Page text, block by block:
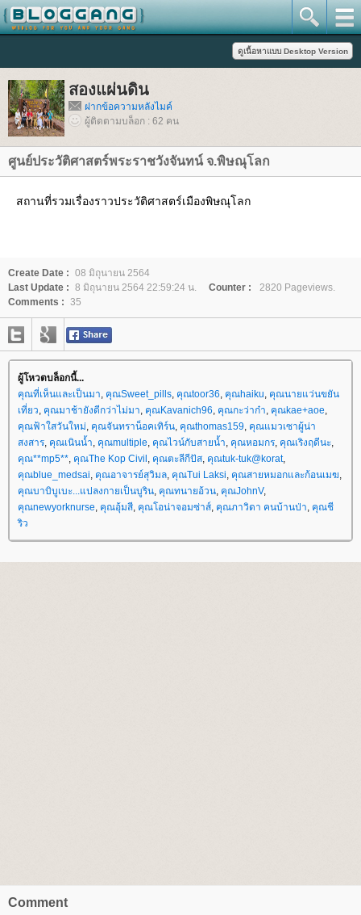
สองแผ่นดิน
ฝากข้อความหลังไมค์
ผู้ติดตามบล็อก : 62 คน
ศูนย์ประวัติศาสตร์พระราชวังจันทน์ จ.พิษณุโลก
สถานที่รวมเรื่องราวประวัติศาสตร์เมืองพิษณุโลก
Create Date : 08 มิถุนายน 2564
Last Update : 8 มิถุนายน 2564 22:59:24 น. Counter :
2820 Pageviews.
Comments : 35
ผู้โหวตบล็อกนี้...
คุณที่เห็นและเป็นมา, คุณSweet_pills, คุณtoor36, คุณhaiku, คุณนายแว่นขยัน
เที่ยว, คุณมาช้ายังดีกว่าไม่มา, คุณKavanich96, คุณกะว่าก๋า, คุณkae+aoe,
คุณฟ้าใสวันใหม่, คุณจันทราน็อคเทิร์น, คุณthomas159, คุณแมวเซาผู้น่า
สงสาร, คุณเนินน้ำ, คุณmultiple, คุณไวน์กับสายน้ำ, คุณหอมกร, คุณเริงฤดีนะ,
คุณ**mp5**, คุณThe Kop Civil , คุณตะลีกีปัส, คุณtuk-tuk@korat,
คุณblue_medsai, คุณอาจารย์สุวิมล, คุณTui Laksi, คุณสายหมอกและก้อนเมฆ,
คุณบาบิบูเบะ...แปลงกายเป็นบูริน, คุณทนายอ้วน, คุณJohnV,
คุณnewyorknurse, คุณอุ้มสี, คุณโอน่าจอมซ่าส์, คุณภาวิดา คนบ้านป่า, คุณชี
ริว
Comment